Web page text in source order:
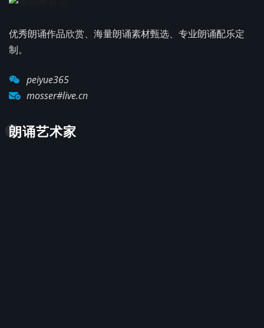
优秀朗诵作品欣赏、海量朗诵素材甄选、专业朗诵配乐定
制。
peiyue365
mosser#live.cn
朗诵艺术家